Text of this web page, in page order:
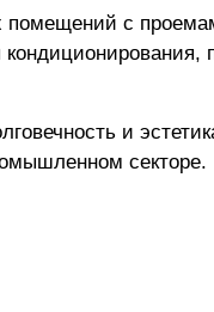
помещений с
и
секторе.